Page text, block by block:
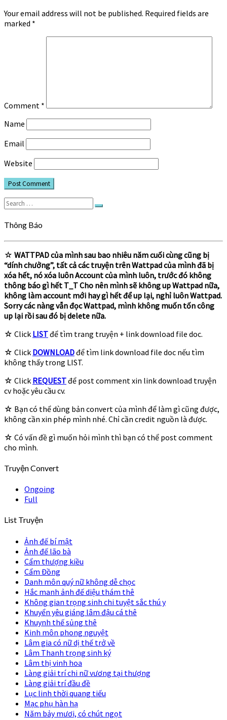
Your email address will not be published. Required fields are
marked *
Comment *
Name
Email
Website
Search
for:
Search
Thông Báo
☆ WATTPAD của mình sau bao nhiêu năm cuối cùng cũng bị
“dính chưởng”, tất cả các truyện trên Wattpad của mình đã bị
xóa hết, nó xóa luôn Account của mình luôn, trước đó không
thông báo gì hết T_T Cho nên mình sẽ không up Wattpad nữa,
không làm account mới hay gì hết để up lại, nghỉ luôn Wattpad.
Sorry các nàng vẫn đọc Wattpad, mình không muốn tốn công
up lại rồi sau đó bị delete nữa.
☆ Click LISTđể tìm trang truyện + link download file doc.
☆ Click DOWNLOADđể tìm link download file doc nếu tìm
không thấy trong LIST.
☆ Click REQUESTđể post comment xin link download truyện
cv hoặc yêu cầu cv.
☆ Bạn có thể dùng bản convert của mình để làm gì cũng được,
không cần xin phép mình nhé. Chỉ cần credit nguồn là được.
☆ Có vấn đề gì muốn hỏi mình thì bạn có thể post comment
cho mình.
Truyện Convert
Ongoing
Full
List Truyện
Ảnh đế bí mật
Ảnh đế lão bà
Cẩm thượng kiều
Cẩm Đồng
Danh môn quý nữ không dễ chọc
Hắc manh ảnh đế diệu thám thê
Không gian trọng sinh chi tuyệt sắc thú y
Khuyển yêu giáng lâm đậu cá thê
Khuynh thế sủng thê
Kinh môn phong nguyệt
Lâm gia có nữ dị thế trở về
Lâm Thanh trọng sinh ký
Lâm thị vinh hoa
Làng giải trí chi nữ vương tại thượng
Làng giải trí đầu đề
Lục linh thời quang tiếu
Mạc phụ hàn hạ
Năm bảy mươi, có chút ngọt